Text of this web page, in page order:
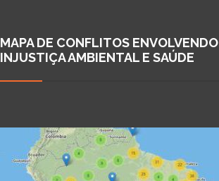
MAPA DE CONFLITOS ENVOLVENDO
INJUSTIÇA AMBIENTAL E SAÚDE